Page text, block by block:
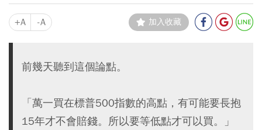
+A -A 加入收藏
前幾天聽到這個論點。
「萬一買在標普500指數的高點，有可能要長抱
15年才不會賠錢。所以要等低點才可以買。」